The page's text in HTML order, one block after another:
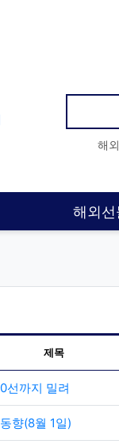
인기
해
해외선
제목
선까지 밀려
향(8월 1일)